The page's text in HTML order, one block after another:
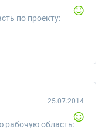
по проекту:
рабочую область:
25.07.2014